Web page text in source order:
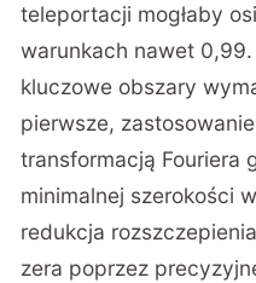
teleportacji mogłaby
warunkach nawet
kluczowe obszary
pierwsze,
transformacją Fouriera
minimalnej szerokości
redukcja
zera poprzez